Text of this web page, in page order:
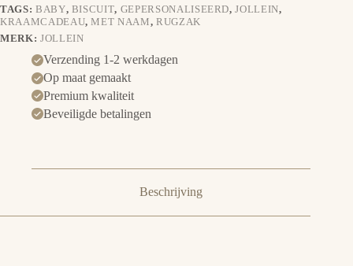
TAGS: BABY, BISCUIT, GEPERSONALISEERD,JOLLEIN,
KRAAMCADEAU,MET NAAM, RUGZAK
MERK: JOLLEIN
Verzending 1-2 werkdagen
Op maat gemaakt
Premium kwaliteit
Beveiligde betalingen
Beschrijving